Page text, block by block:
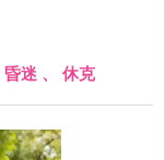
昏迷 、 休克